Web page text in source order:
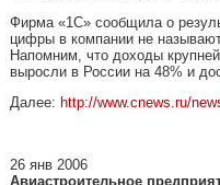
Фирма «1С» сообщила о
цифры в компании не
Напомним, что доходы
выросли в России на 48% и
Далее: http://www.cnews.ru/
26 янв 2006
Авиастроительное